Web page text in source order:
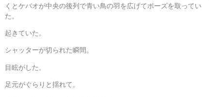
くとケバオが中央の後列で青い鳥の羽を広げてポーズを取ってい
た。
起きていた。
シャッターが切られた瞬間。
目眩がした。
足元がぐらりと揺れて。